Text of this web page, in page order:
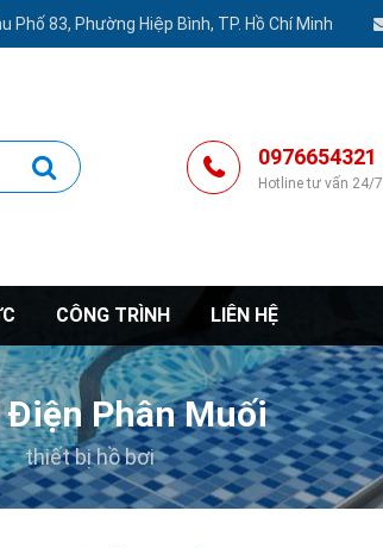
Phố 83, Phường Hiệp Bình, TP. Hồ Chí Minh
0976654321
Hotline tư vấn 24/7
CÔNG TRÌNH LIÊN HỆ
Điện Phân Muối
thiết bị hồ bơi